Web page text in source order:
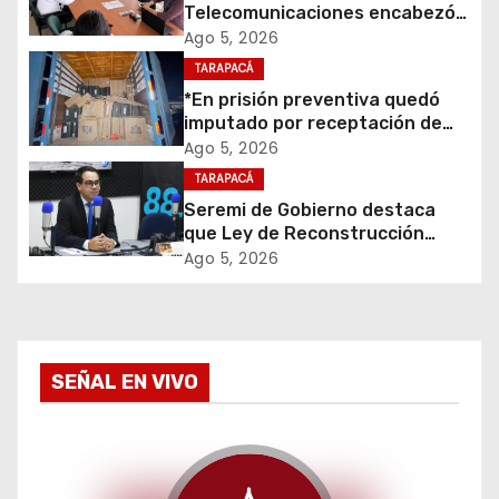
i
ó
n
d
e
e
r
Telecomunicaciones encabezó
primera mesa de coordinación
para el retiro de cables en
desuso en Iquique
Ago 5, 2026
TARAPACÁ
*En prisión preventiva quedó
imputado por receptación de
cigarrillos avaluados en $1.600
millones*
Ago 5, 2026
TARAPACÁ
Seremi de Gobierno destaca
que Ley de Reconstrucción
Nacional impulsará la inversión
Ago 5, 2026
SEÑAL EN VIVO